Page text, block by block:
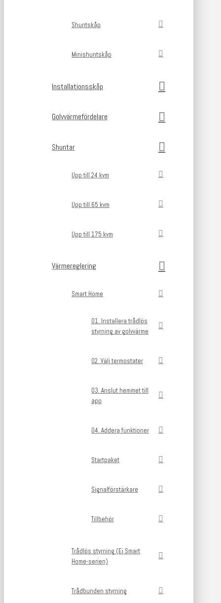
Shuntskåp
Minishuntskåp
Installationsskåp
Golvvärmefördelare
Shuntar
Upp till 24 kvm
Upp till 65 kvm
Upp till 175 kvm
Värmereglering
Smart Home
01. Installera trådlös
styrning av golvvärme
02. Välj termostater
03. Anslut hemmet till
app
04. Addera funktioner
Startpaket
Signalförstärkare
Tillbehör
Trådlös styrning (Ej Smart
Home-serien)
Trådbunden styrning